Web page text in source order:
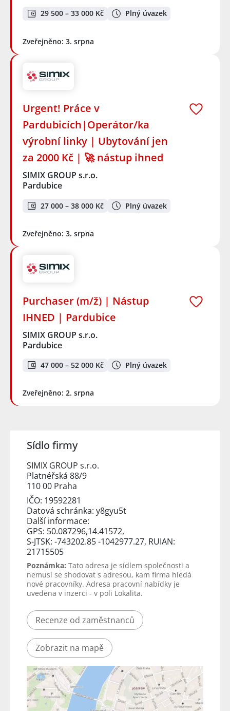
29 500 – 33 000 Kč Plný úvazek
Zveřejněno: 3. srpna
Urgent! Práce v
Pardubicích|Operátor/ka
výrobní linky | Ubytování jen
za 2000 Kč | 🚀 nástup ihned
SIMIX GROUP s.r.o.
Pardubice
27 000 – 38 000 Kč Plný úvazek
Zveřejněno: 3. srpna
Purchaser (m/ž) | Nástup
IHNED | Pardubice
SIMIX GROUP s.r.o.
Pardubice
47 000 – 52 000 Kč Plný úvazek
Zveřejněno: 2. srpna
Sídlo firmy
SIMIX GROUP s.r.o.
Platnéřská 88/9
110 00 Praha
IČO: 19592281
Datová schránka: y8gyu5t
Další informace:
GPS: 50.087296,14.41572,
S-JTSK: -743202.85 -1042977.27, RUIAN:
21715505
Poznámka: Tato adresa je sídlem společnosti a
nemusí se shodovat s adresou, kam firma hledá
nové pracovníky. Adresa pracovní nabídky je
uvedena v inzerci - v poli Lokalita.
Recenze od zaměstnanců
Zobrazit na mapě